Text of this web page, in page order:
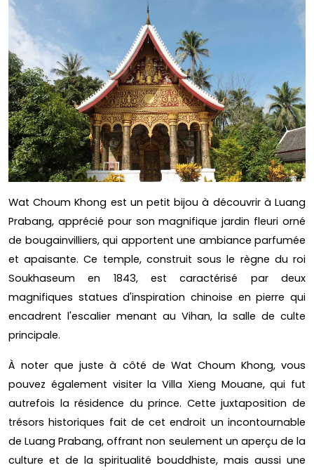
Wat Choum Khong est un petit bijou à découvrir à Luang
Prabang, apprécié pour son magnifique jardin fleuri orné
de bougainvilliers, qui apportent une ambiance parfumée
et apaisante. Ce temple, construit sous le règne du roi
Soukhaseum en 1843, est caractérisé par deux
magnifiques statues d'inspiration chinoise en pierre qui
encadrent l'escalier menant au Vihan, la salle de culte
principale.
À noter que juste à côté de Wat Choum Khong, vous
pouvez également visiter la Villa Xieng Mouane, qui fut
autrefois la résidence du prince. Cette juxtaposition de
trésors historiques fait de cet endroit un incontournable
de Luang Prabang, offrant non seulement un aperçu de la
culture et de la spiritualité bouddhiste, mais aussi une